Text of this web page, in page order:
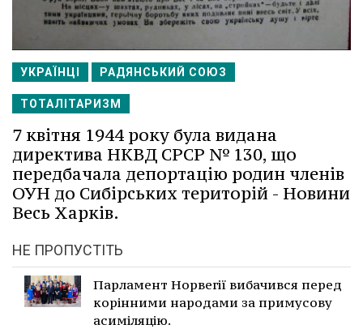
УКРАЇНЦІ РАДЯНСЬКИЙ СОЮЗ
ТОТАЛІТАРИЗМ
7 квітня 1944 року була видана
директива НКВД СРСР № 130, що
передбачала депортацію родин членів
ОУН до Сибірських територій - Новини
Весь Харків.
НЕ ПРОПУСТІТЬ
Парламент Норвегії вибачився перед
корінними народами за примусову
асиміляцію.